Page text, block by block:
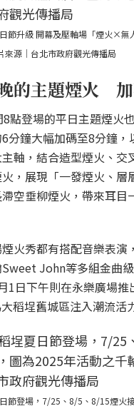
節升級 開幕及壓軸場「煙火×無
來源｜台北市政府觀光傳播局
的主題煙火
點登場的平日主題煙火
分鐘大幅加碼至8分鐘，
軸，結合造型煙火、交
，展現「一發煙火、層
空垂柳煙火，帶來耳目
火秀都有搭配音樂表演
John等多組金曲
1日下午則在永樂廣場推
稻埕舊城區注入潮流活
節登場，7/25、8/5、8/15煙火